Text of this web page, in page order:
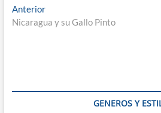
Navegación
de
AnteriorEntrada
anterior:
Nicaragua y su Gallo Pinto
GENEROS Y